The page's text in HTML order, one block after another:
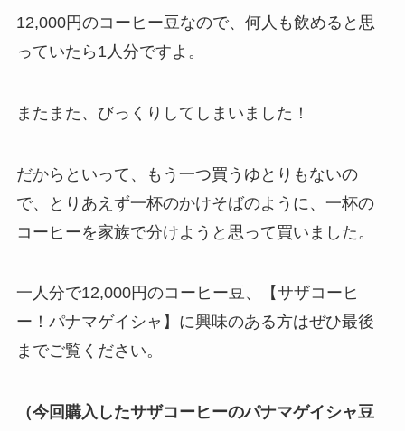
12,000円のコーヒー豆なので、何人も飲めると思
っていたら1人分ですよ。
またまた、びっくりしてしまいました！
だからといって、もう一つ買うゆとりもないの
で、とりあえず一杯のかけそばのように、一杯の
コーヒーを家族で分けようと思って買いました。
一人分で12,000円のコーヒー豆、【サザコーヒ
ー！パナマゲイシャ】に興味のある方はぜひ最後
までご覧ください。
（今回購入したサザコーヒーのパナマゲイシャ豆